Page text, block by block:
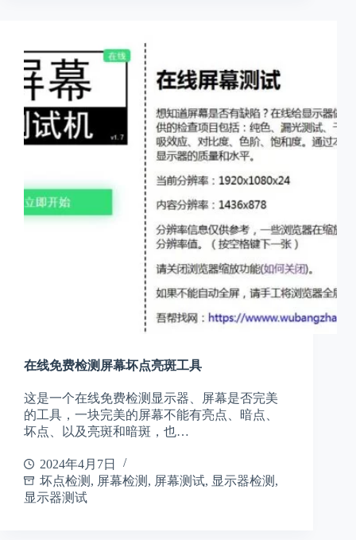
在线免费检测屏幕坏点亮斑工具
这是一个在线免费检测显示器、屏幕是否完美
的工具，一块完美的屏幕不能有亮点、暗点、
坏点、以及亮斑和暗斑，也…
2024年4月7日
坏点检测 , 屏幕检测 , 屏幕测试, 显示器检测 ,
显示器测试